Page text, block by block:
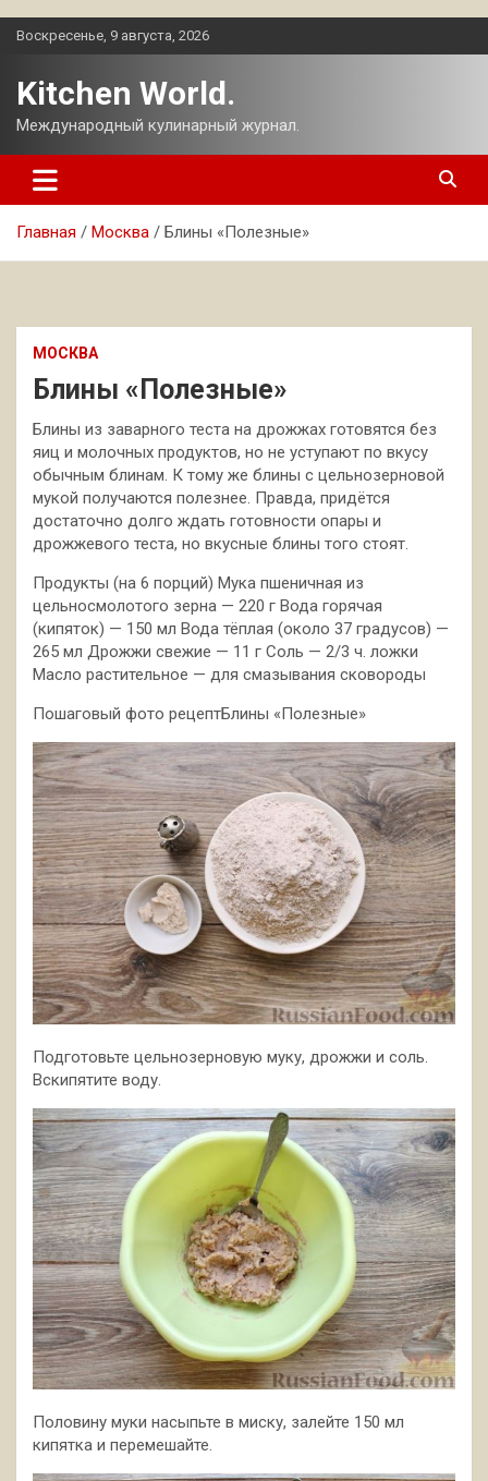
Перейти
Воскресенье, 9 августа, 2026
Kitchen World.
Международный кулинарный журнал.
Главная Москва Блины «Полезные»
МОСКВА
Блины «Полезные»
Блины из заварного теста на дрожжах готовятся без
яиц и молочных продуктов, но не уступают по вкусу
обычным блинам. К тому же блины с цельнозерновой
мукой получаются полезнее. Правда, придётся
достаточно долго ждать готовности опары и
дрожжевого теста, но вкусные блины того стоят.
Продукты (на 6 порций) Мука пшеничная из
цельносмолотого зерна — 220 г Вода горячая
(кипяток) — 150 мл Вода тёплая (около 37 градусов) —
265 мл Дрожжи свежие — 11 г Соль — 2/3 ч. ложки
Масло растительное — для смазывания сковороды
Пошаговый фото рецептБлины «Полезные»
Подготовьте цельнозерновую муку, дрожжи и соль.
Вскипятите воду.
Половину муки насыпьте в миску, залейте 150 мл
кипятка и перемешайте.